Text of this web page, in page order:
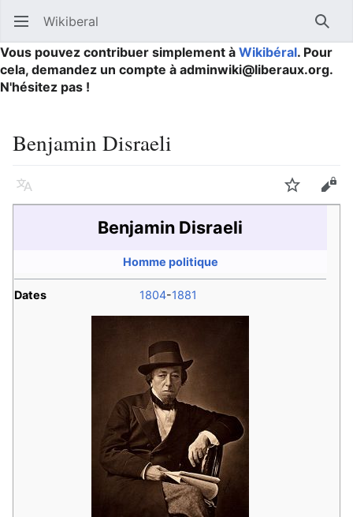
Ouvrir le menu principal Wikiberal
Vous pouvez contribuer simplement à Wikibéral. Pour
cela, demandez un compte à adminwiki@liberaux.org.
N'hésitez pas !
Benjamin Disraeli
Langue Suivre
Benjamin Disraeli
Homme politique
Dates 1804-1881